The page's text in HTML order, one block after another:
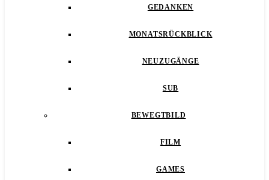
GEDANKEN
MONATSRÜCKBLICK
NEUZUGÄNGE
SUB
BEWEGTBILD
FILM
GAMES